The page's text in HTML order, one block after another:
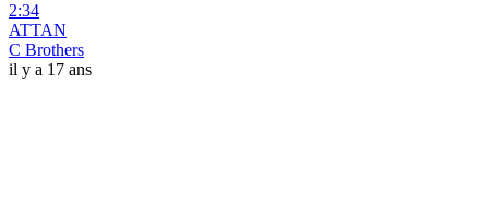
2:34
ATTAN
C Brothers
il y a 17 ans